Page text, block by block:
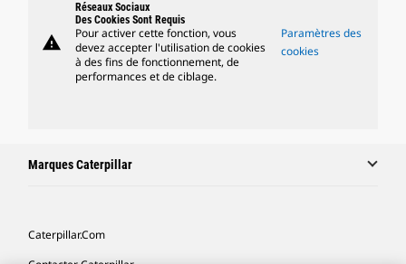
warning
Réseaux Sociaux
Des Cookies Sont Requis
Pour activer cette fonction, vous
devez accepter l'utilisation de cookies
à des fins de fonctionnement, de
performances et de ciblage.
Paramètres des
cookies
Marques Caterpillar
Caterpillar.com